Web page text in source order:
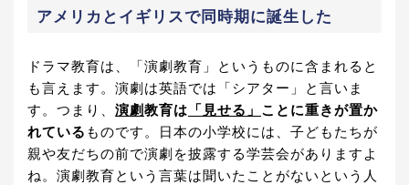
アメリカとイギリスで同時期に誕生した
ドラマ教育は、「演劇教育」というものに含まれると
も言えます。演劇は英語では「シアター」と言いま
す。つまり、 演劇教育は 「見せる」 ことに重きが置か
れている ものです。日本の小学校には、子どもたちが
親や友だちの前で演劇を披露する学芸会がありますよ
ね。演劇教育という言葉は聞いたことがないという人